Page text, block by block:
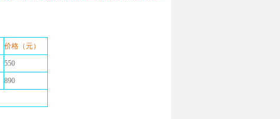
价格（元）
550
890